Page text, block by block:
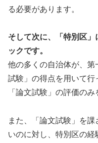
る必要があります。
そして次に、「特別区
ックです。
他の多くの自治体が、
試験」の得点を用いて
「論文試験」の評価のみ
また、「論文試験」を
いのに対し、特別区の